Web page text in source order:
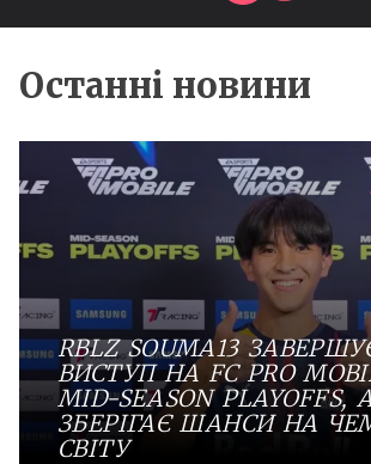
Останні новини
RBLZ SOUMA13
ВИСТУП НА FC PRO
MID-SEASON PLAYOFFS,
ЗБЕРІГАЄ ШАНСИ НА
СВІТУ